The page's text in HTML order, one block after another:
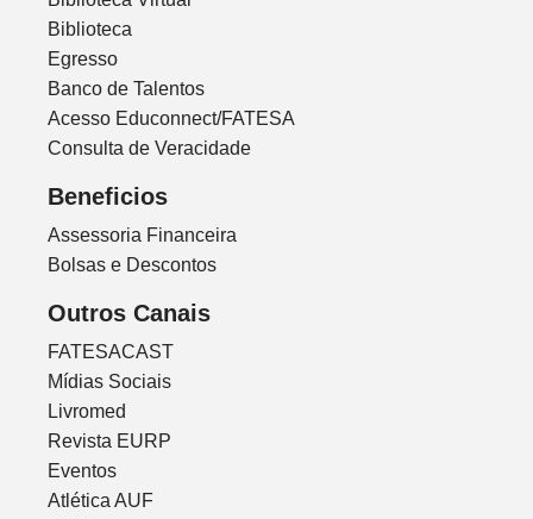
Biblioteca
Egresso
Banco de Talentos
Acesso Educonnect/FATESA
Consulta de Veracidade
Beneficios
Assessoria Financeira
Bolsas e Descontos
Outros Canais
FATESACAST
Mídias Sociais
Livromed
Revista EURP
Eventos
Atlética AUF